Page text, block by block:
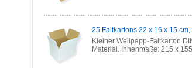
25 Faltkartons 22 x 16 x 15
Kleiner Wellpapp-Faltkarton
Material. Innenmaße: 215 x